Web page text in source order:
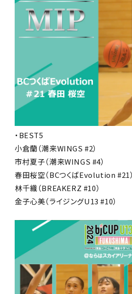
・BEST5
小倉蘭（潮来WINGS #2）
市村夏子（潮来WINGS #4）
春田桜空（BCつくばEvolution #21）
林千織（BREAKERZ #10）
金子心美（ライジングU13 #10）